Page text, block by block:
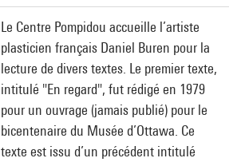
Le Centre Pompidou accueille l’artiste
plasticien français Daniel Buren pour la
lecture de divers textes. Le premier texte,
intitulé "En regard", fut rédigé en 1979
pour un ouvrage (jamais publié) pour le
bicentenaire du Musée d’Ottawa. Ce
texte est issu d’un précédent intitulé